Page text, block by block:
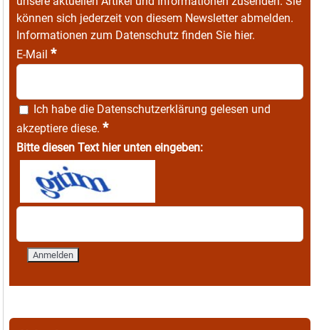
können sich jederzeit von diesem Newsletter abmelden.
Informationen zum Datenschutz finden Sie hier.
E-Mail *
Ich habe die Datenschutzerklärung gelesen und
akzeptiere diese. *
Bitte diesen Text hier unten eingeben: